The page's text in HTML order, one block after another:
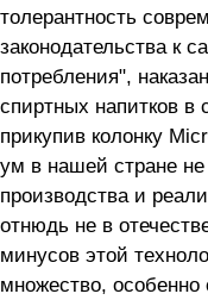
толерантность
законодательства к
потребления",
спиртных напитков в
прикупив колонку
ум в нашей стране не
производства и
отнюдь не в
минусов этой
множество,